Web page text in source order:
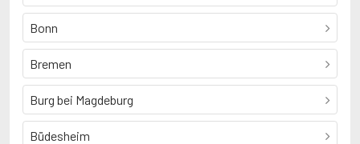
Bonn
Bremen
Burg bei Magdeburg
Büdesheim